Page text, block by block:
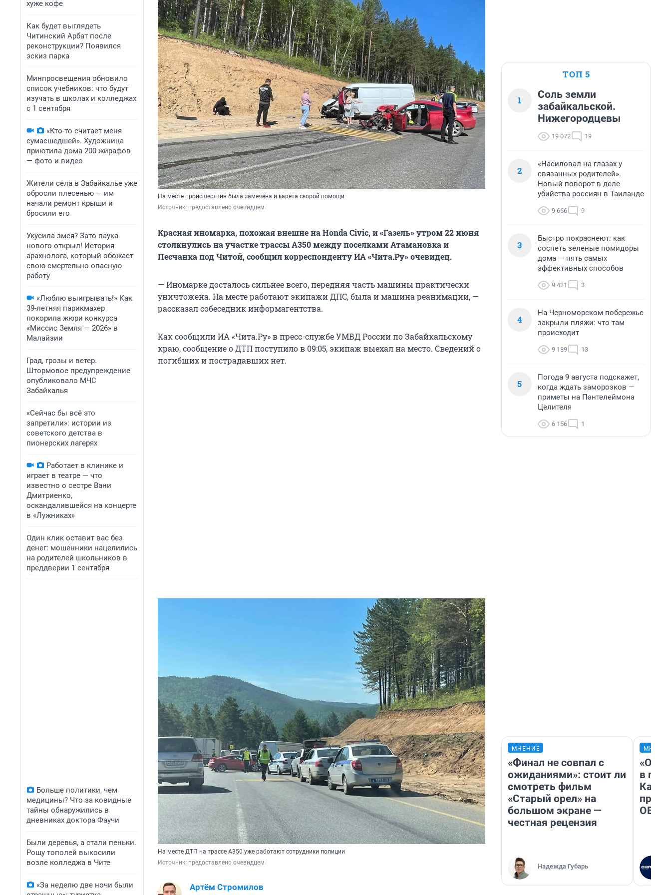
хуже кофе
Как будет выглядеть
Читинский Арбат после
реконструкции? Появился
эскиз парка
Минпросвещения обновило
список учебников: что будут
изучать в школах и колледжах
с 1 сентября
«Кто-то считает меня
сумасшедшей». Художница
приютила дома 200 жирафов
— фото и видео
Жители села в Забайкалье уже
обросли плесенью — им
начали ремонт крыши и
бросили его
Укусила змея? Зато паука
нового открыл! История
арахнолога, который обожает
свою смертельно опасную
работу
«Люблю выигрывать!» Как
39-летняя парикмахер
покорила жюри конкурса
«Миссис Земля — 2026» в
Малайзии
Град, грозы и ветер.
Штормовое предупреждение
опубликовало МЧС
Забайкалья
«Сейчас бы всё это
запретили»: истории из
советского детства в
пионерских лагерях
Работает в клинике и
играет в театре — что
известно о сестре Вани
Дмитриенко,
оскандалившейся на концерте
в «Лужниках»
Один клик оставит вас без
денег: мошенники нацелились
на родителей школьников в
преддверии 1 сентября
Больше политики, чем
медицины? Что за ковидные
тайны обнаружились в
дневниках доктора Фаучи
Были деревья, а стали пеньки.
Рощу тополей выкосили
возле колледжа в Чите
«За неделю две ночи были
На месте происшествия была замечена и карета скорой помощи
Источник: предоставлено очевидцем
Красная иномарка, похожая внешне на Honda Civic, и «Газель» утром 22 июня
столкнулись на участке трассы А350 между поселками Атамановка и
Песчанка под Читой, сообщил корреспонденту ИА «Чита.Ру» очевидец.
— Иномарке досталось сильнее всего, передняя часть машины практически
уничтожена. На месте работают экипажи ДПС, была и машина реанимации, —
рассказал собеседник информагентства.
Как сообщили ИА «Чита.Ру» в пресс-службе УМВД России по Забайкальскому
краю, сообщение о ДТП поступило в 09:05, экипаж выехал на место. Сведений о
погибших и пострадавших нет.
На месте ДТП на трассе A350 уже работают сотрудники полиции
Источник: предоставлено очевидцем
Артём Стромилов
ТОП 5
1
Соль земли
забайкальской.
Нижегородцевы
19 072 19
2
«Насиловал на глазах у
связанных родителей».
Новый поворот в деле
убийства россиян в Таиланде
9 666 9
3
Быстро покраснеют: как
соспеть зеленые помидоры
дома — пять самых
эффективных способов
9 431 3
4
На Черноморском побережье
закрыли пляжи: что там
происходит
9 189 13
5
Погода 9 августа подскажет,
когда ждать заморозков —
приметы на Пантелеймона
Целителя
6 156 1
МНЕНИЕ
«Финал не совпал с
ожиданиями»: стоит ли
смотреть фильм
«Старый орел» на
большом экране —
честная рецензия
Надежда Губарь
в
Как в
ОВЗ